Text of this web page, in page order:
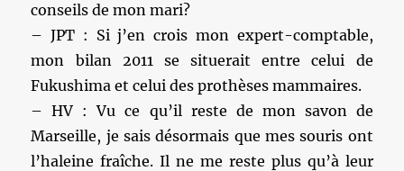
conseils de mon mari?
– JPT : Si j’en crois mon expert-comptable,
mon bilan 2011 se situerait entre celui de
Fukushima et celui des prothèses mammaires.
– HV : Vu ce qu’il reste de mon savon de
Marseille, je sais désormais que mes souris ont
l’haleine fraîche. Il ne me reste plus qu’à leur